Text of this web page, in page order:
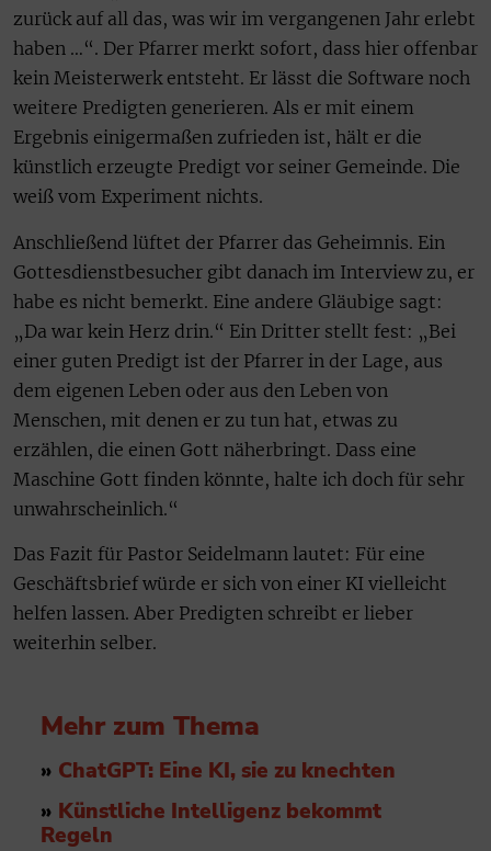
zurück auf all das, was wir im vergangenen Jahr erlebt
haben …“. Der Pfarrer merkt sofort, dass hier offenbar
kein Meisterwerk entsteht. Er lässt die Software noch
weitere Predigten generieren. Als er mit einem
Ergebnis einigermaßen zufrieden ist, hält er die
künstlich erzeugte Predigt vor seiner Gemeinde. Die
weiß vom Experiment nichts.
Anschließend lüftet der Pfarrer das Geheimnis. Ein
Gottesdienstbesucher gibt danach im Interview zu, er
habe es nicht bemerkt. Eine andere Gläubige sagt:
„Da war kein Herz drin.“ Ein Dritter stellt fest: „Bei
einer guten Predigt ist der Pfarrer in der Lage, aus
dem eigenen Leben oder aus den Leben von
Menschen, mit denen er zu tun hat, etwas zu
erzählen, die einen Gott näherbringt. Dass eine
Maschine Gott finden könnte, halte ich doch für sehr
unwahrscheinlich.“
Das Fazit für Pastor Seidelmann lautet: Für eine
Geschäftsbrief würde er sich von einer KI vielleicht
helfen lassen. Aber Predigten schreibt er lieber
weiterhin selber.
Mehr zum Thema
» ChatGPT: Eine KI, sie zu knechten
» Künstliche Intelligenz bekommt
Regeln